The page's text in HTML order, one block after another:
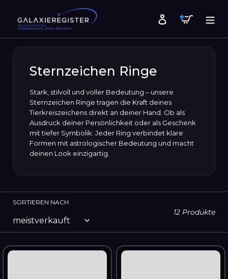
zum
Inhalt
Einloggen
Sternzeichen Ringe
Stark, stilvoll und voller Bedeutung – unsere
Sternzeichen Ringe tragen die Kraft deines
Tierkreiszeichens direkt an deiner Hand. Ob als
Ausdruck deiner Persönlichkeit oder als Geschenk
mit tiefer Symbolik: Jeder Ring verbindet klare
Formen mit astrologischer Bedeutung und macht
deinen Look einzigartig.
SORTIEREN NACH
12 Produkte
Waage
Stier